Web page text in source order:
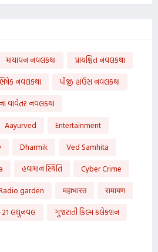
માયાવન નવલકથા
પ્રાયશ્ચિત નવલકથા
નવલકથા
પીજી હાઉસ નવલકથા
વાવેતર નવલકથા
Aayurved
Entertainment
Dharmik
Ved Samhita
હવામાન સ્થિતિ
Cyber Crime
garden महाभारत
रामायण
21 લઘુનવલ
ગુજરાતી ફિલ્મ કલેક્શન